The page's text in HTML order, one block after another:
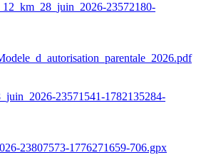
23572180-
23571541-1782135284-
23807573-1776271659-706.gpx